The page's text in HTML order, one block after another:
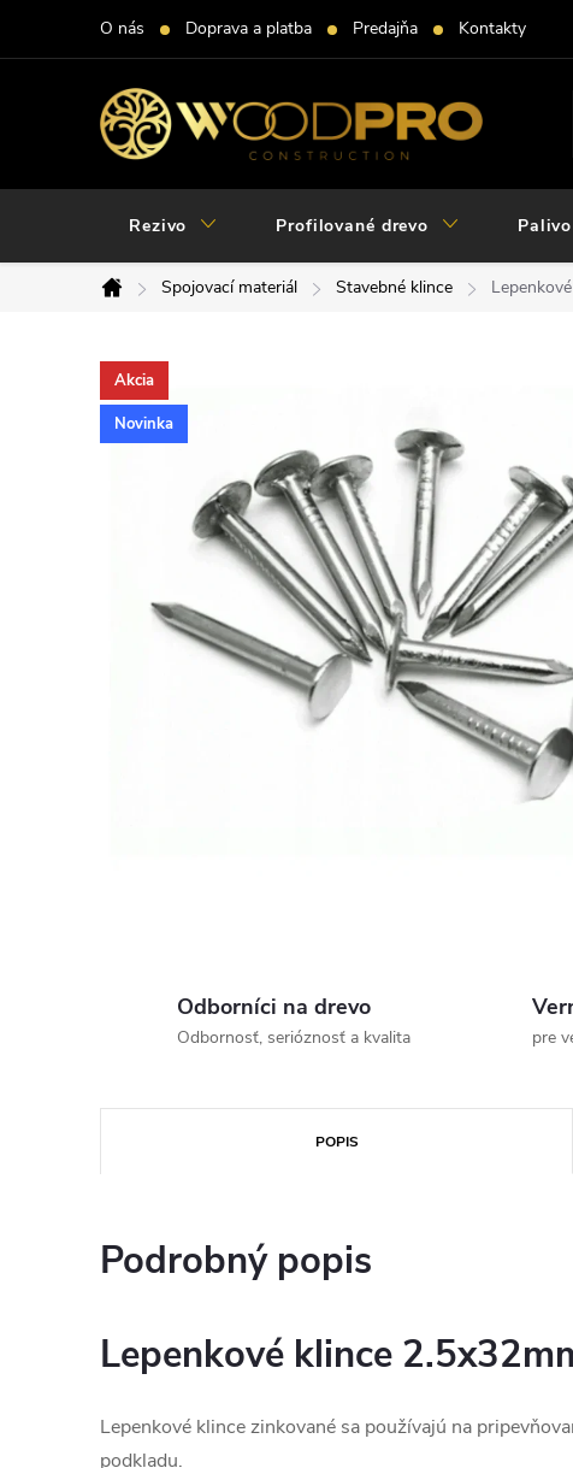
O nás Doprava a platba Predajňa Kontakty
Rezivo Profilované drevo Palivo
Domov
Spojovací materiál Stavebné klince
Akcia
Novinka
Odborníci na drevo
Odbornosť, serióznosť a kvalita pre
POPIS
Podrobný popis
Lepenkové klince
Lepenkové klince zinkované sa používajú na
podkladu.